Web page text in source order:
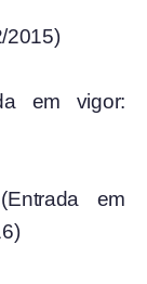
2015)
em vigor:
em